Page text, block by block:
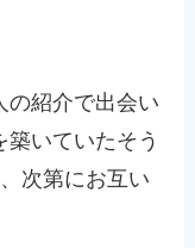
の紹介で出会い
築いていたそう
次第にお互い